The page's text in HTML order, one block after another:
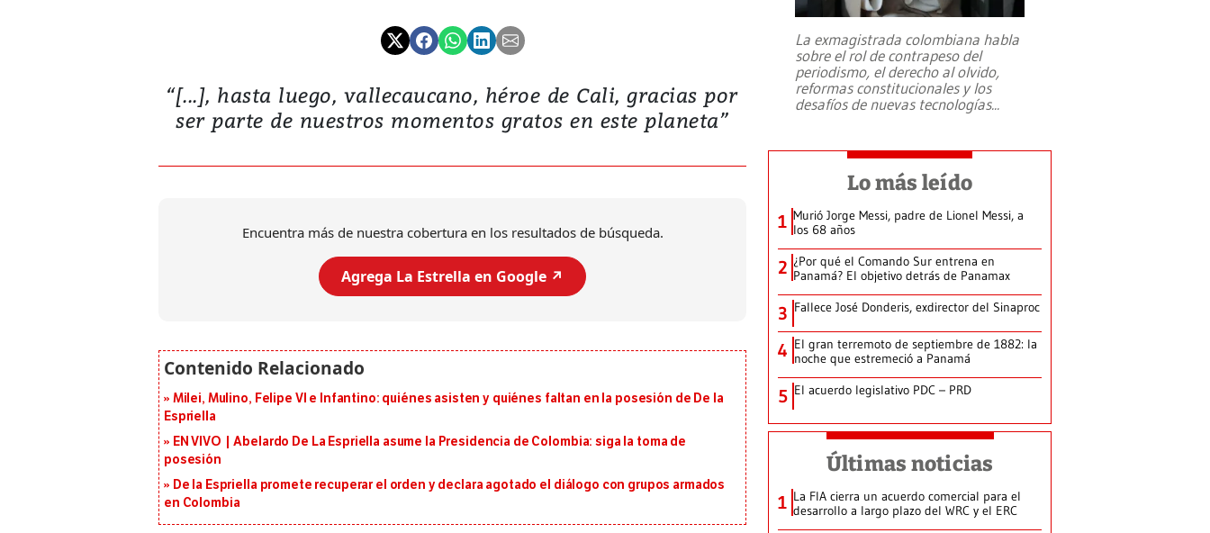
“[...], hasta luego, vallecaucano, héroe de Cali, gracias por
ser parte de nuestros momentos gratos en este planeta”
Encuentra más de nuestra cobertura en los resultados de búsqueda.
Agrega La Estrella en Google ↗️
Milei, Mulino, Felipe VI e Infantino: quiénes asisten y quiénes faltan en la posesión de De la
Espriella
EN VIVO | Abelardo De La Espriella asume la Presidencia de Colombia: siga la toma de
posesión
De la Espriella promete recuperar el orden y declara agotado el diálogo con grupos armados
en Colombia
La exmagistrada colombiana habla
sobre el rol de contrapeso del
periodismo, el derecho al olvido,
reformas constitucionales y los
desafíos de nuevas tecnologías...
Lo más leído
1 Murió Jorge Messi, padre de Lionel Messi, a
los 68 años
2 ¿Por qué el Comando Sur entrena en
Panamá? El objetivo detrás de Panamax
3 Fallece José Donderis, exdirector del Sinaproc
4 El gran terremoto de septiembre de 1882: la
noche que estremeció a Panamá
5 El acuerdo legislativo PDC – PRD
Últimas noticias
1 La FIA cierra un acuerdo comercial para el
desarrollo a largo plazo del WRC y el ERC